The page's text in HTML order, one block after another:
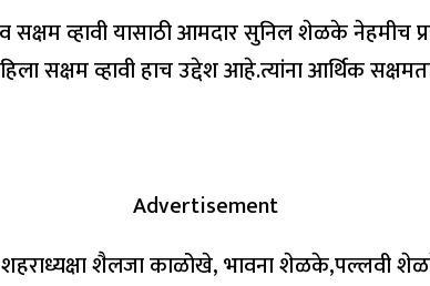
सक्षम व्हावी यासाठी आमदार सुनिल शेळके नेहमीच
सक्षम व्हावी हाच उद्देश आहे.त्यांना आर्थिक
Advertisement
शहराध्यक्षा शैलजा काळोखे, भावना शेळके,पल्लवी